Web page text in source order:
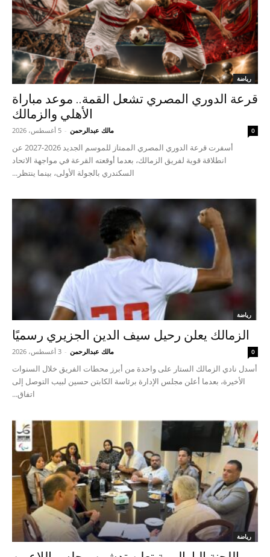
رياضة
قرعة الدوري المصري تشعل القمة.. موعد مباراة
الأهلي والزمالك
مالك عبدالرحمن - 5 أغسطس، 2026 0
أسفرت قرعة الدوري المصري الممتاز للموسم الجديد 2026-2027 عن
انطلاقة قوية لفريق الزمالك، بعدما أوقعته القرعة في مواجهة الاتحاد
السكندري بالجولة الأولى، بينما ينتظر...
رياضة
الزمالك يعلن رحيل سيف الدين الجزيري رسميًا
مالك عبدالرحمن - 3 أغسطس، 2026 0
أسدل نادي الزمالك الستار على واحدة من أبرز محطات الفريق خلال السنوات
الأخيرة، بعدما أعلن مجلس الإدارة برئاسة الكابتن حسين لبيب التوصل إلى
اتفاق...
رياضة